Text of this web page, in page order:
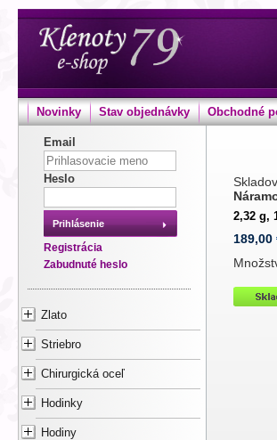
Novinky Stav objednávky Obchodné
Email
Heslo
Prihlásenie
Registrácia
Zabudnuté heslo
Zlato
Striebro
Chirurgická oceľ
Hodinky
Hodiny
2,32 g,
189,00